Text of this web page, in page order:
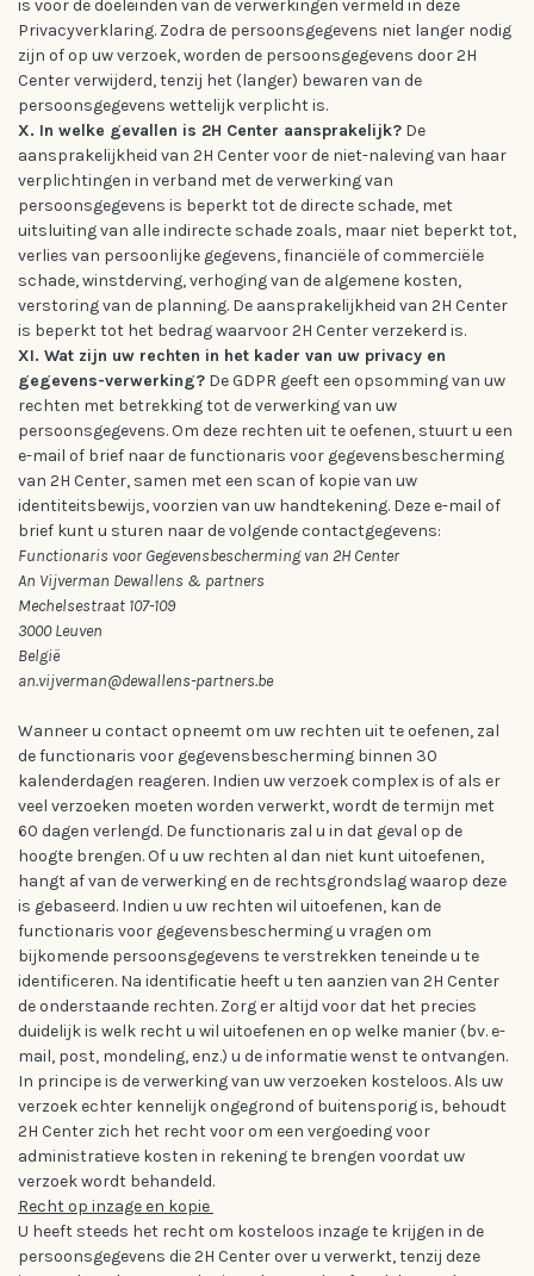
is voor de doeleinden van de verwerkingen vermeld in deze
Privacyverklaring. Zodra de persoonsgegevens niet langer nodig
zijn of op uw verzoek, worden de persoonsgegevens door 2H
Center verwijderd, tenzij het (langer) bewaren van de
persoonsgegevens wettelijk verplicht is.
X. In welke gevallen is 2H Center aansprakelijk? De
aansprakelijkheid van 2H Center voor de niet-naleving van haar
verplichtingen in verband met de verwerking van
persoonsgegevens is beperkt tot de directe schade, met
uitsluiting van alle indirecte schade zoals, maar niet beperkt tot,
verlies van persoonlijke gegevens, financiële of commerciële
schade, winstderving, verhoging van de algemene kosten,
verstoring van de planning. De aansprakelijkheid van 2H Center
is beperkt tot het bedrag waarvoor 2H Center verzekerd is.
XI. Wat zijn uw rechten in het kader van uw privacy en
gegevens-verwerking? De GDPR geeft een opsomming van uw
rechten met betrekking tot de verwerking van uw
persoonsgegevens. Om deze rechten uit te oefenen, stuurt u een
e-mail of brief naar de functionaris voor gegevensbescherming
van 2H Center, samen met een scan of kopie van uw
identiteitsbewijs, voorzien van uw handtekening. Deze e-mail of
brief kunt u sturen naar de volgende contactgegevens:
Functionaris voor Gegevensbescherming van 2H Center
An Vijverman Dewallens & partners
Mechelsestraat 107-109
3000 Leuven
België
an.vijverman@dewallens-partners.be
Wanneer u contact opneemt om uw rechten uit te oefenen, zal
de functionaris voor gegevensbescherming binnen 30
kalenderdagen reageren. Indien uw verzoek complex is of als er
veel verzoeken moeten worden verwerkt, wordt de termijn met
60 dagen verlengd. De functionaris zal u in dat geval op de
hoogte brengen. Of u uw rechten al dan niet kunt uitoefenen,
hangt af van de verwerking en de rechtsgrondslag waarop deze
is gebaseerd. Indien u uw rechten wil uitoefenen, kan de
functionaris voor gegevensbescherming u vragen om
bijkomende persoonsgegevens te verstrekken teneinde u te
identificeren. Na identificatie heeft u ten aanzien van 2H Center
de onderstaande rechten. Zorg er altijd voor dat het precies
duidelijk is welk recht u wil uitoefenen en op welke manier (bv. e-
mail, post, mondeling, enz.) u de informatie wenst te ontvangen.
In principe is de verwerking van uw verzoeken kosteloos. Als uw
verzoek echter kennelijk ongegrond of buitensporig is, behoudt
2H Center zich het recht voor om een vergoeding voor
administratieve kosten in rekening te brengen voordat uw
verzoek wordt behandeld.
Recht op inzage en kopie
U heeft steeds het recht om kosteloos inzage te krijgen in de
persoonsgegevens die 2H Center over u verwerkt, tenzij deze